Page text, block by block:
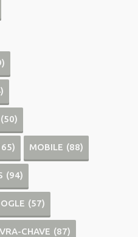
(50)
MOBILE (88)
(94)
(57)
CHAVE (87)